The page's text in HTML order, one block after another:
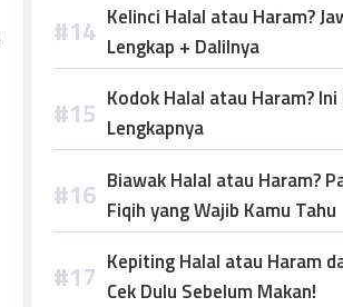
Kelinci Halal atau Haram?
Lengkap + Dalilnya
Kodok Halal atau Haram?
Lengkapnya
Biawak Halal atau Haram?
Fiqih yang Wajib Kamu Tahu
Kepiting Halal atau Haram
Cek Dulu Sebelum Makan!